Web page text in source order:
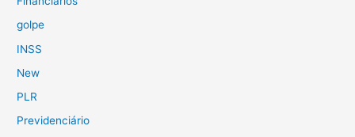
golpe
INSS
New
PLR
Previdenciário